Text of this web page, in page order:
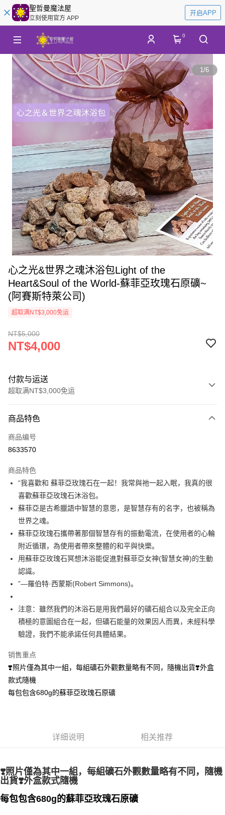
聖哲曼魔法屋
立刻使用官方 APP
开启APP
0
1/6
心之光&世界之魂沐浴包Light of the
Heart&Soul of the World-蘇菲亞玫瑰石原礦~
(阿賽斯特萊公司)
超取满NT$3,000免运
NT$5,000
NT$4,000
付款与运送
超取满NT$3,000免运
信用卡一次付款
超商取货付款
Apple Pay
街口支付
悠遊付
ATM付款
运送方式
7-11取貨付款
每笔NT$80，满NT$3,000(含以上)免运费
每笔NT$80，满NT$3,000(含以上)免运费
每笔NT$80，满NT$3,000(含以上)免运费
商品特色
商品编号
8633570
商品特色
“我喜歡和 蘇菲亞玫瑰石在一起！我常與祂一起入眠，我真的很
喜歡蘇菲亞玫瑰石沐浴包。
蘇菲亞是古希臘語中智慧的意思，是智慧存有的名字，也被稱為
世界之魂。
蘇菲亞玫瑰石攜帶著那個智慧存有的振動電流，在使用者的心輪
附近循環，為使用者帶來整體的和平與快樂。
用蘇菲亞玫瑰石冥想沐浴能促進對蘇菲亞女神(智慧女神)的生動
認識。
”—羅伯特·西蒙斯(Robert Simmons)。
注意：雖然我們的沐浴石是用我們最好的礦石組合以及完全正向
積極的意圖組合在一起，但礦石能量的效果因人而異，未經科學
驗證，我們不能承諾任何具體結果。
销售重点
❣️照片僅為其中一組，每組礦石外觀數量略有不同，隨機出貨❣️外盒
款式隨機
每包包含680g的蘇菲亞玫瑰石原礦
详细说明 相关推荐
❣️照片僅為其中一組，每組礦石外觀數量略有不同，隨機
出貨❣️外盒款式隨機
每包包含680g的蘇菲亞玫瑰石原礦